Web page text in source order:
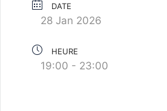
DATE
28 Jan 2026
HEURE
19:00 - 23:00